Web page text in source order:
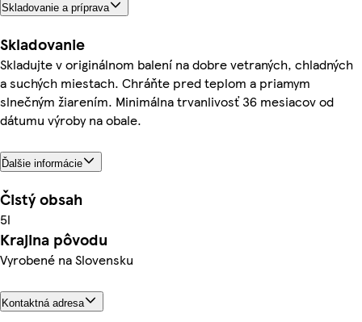
Skladovanie a príprava
Skladovanie
Skladujte v originálnom balení na dobre vetraných, chladných
a suchých miestach. Chráňte pred teplom a priamym
slnečným žiarením. Minimálna trvanlivosť 36 mesiacov od
dátumu výroby na obale.
Ďalšie informácie
Čistý obsah
5l
Krajina pôvodu
Vyrobené na Slovensku
Kontaktná adresa